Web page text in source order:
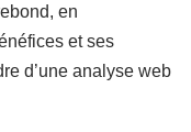
en
et ses
d’une analyse web